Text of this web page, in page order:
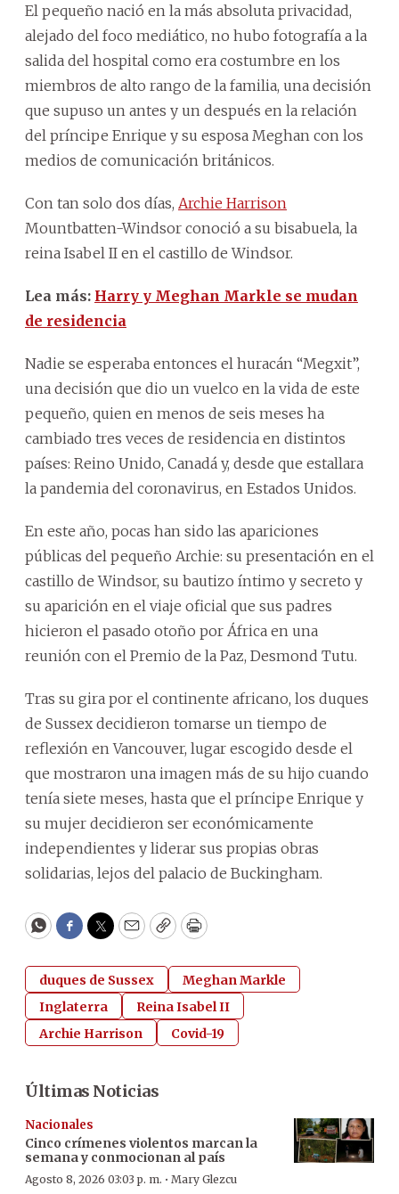
El pequeño nació en la más absoluta privacidad,
alejado del foco mediático, no hubo fotografía a la
salida del hospital como era costumbre en los
miembros de alto rango de la familia, una decisión
que supuso un antes y un después en la relación
del príncipe Enrique y su esposa Meghan con los
medios de comunicación británicos.
Con tan solo dos días, Archie Harrison
Mountbatten-Windsor conoció a su bisabuela, la
reina Isabel II en el castillo de Windsor.
Lea más: Harry y Meghan Markle se mudan
de residencia
Nadie se esperaba entonces el huracán “Megxit”,
una decisión que dio un vuelco en la vida de este
pequeño, quien en menos de seis meses ha
cambiado tres veces de residencia en distintos
países: Reino Unido, Canadá y, desde que estallara
la pandemia del coronavirus, en Estados Unidos.
En este año, pocas han sido las apariciones
públicas del pequeño Archie: su presentación en el
castillo de Windsor, su bautizo íntimo y secreto y
su aparición en el viaje oficial que sus padres
hicieron el pasado otoño por África en una
reunión con el Premio de la Paz, Desmond Tutu.
Tras su gira por el continente africano, los duques
de Sussex decidieron tomarse un tiempo de
reflexión en Vancouver, lugar escogido desde el
que mostraron una imagen más de su hijo cuando
tenía siete meses, hasta que el príncipe Enrique y
su mujer decidieron ser económicamente
independientes y liderar sus propias obras
solidarias, lejos del palacio de Buckingham.
WhatsApp
Facebook
Twitter
EmailCopyPrint
duques de Sussex
Meghan Markle
Inglaterra
Reina Isabel II
Archie Harrison
Covid-19
Últimas Noticias
Nacionales
Cinco crímenes violentos marcan la
semana y conmocionan al país
Agosto 8, 2026 03:03 p. m. · Mary Glezcu